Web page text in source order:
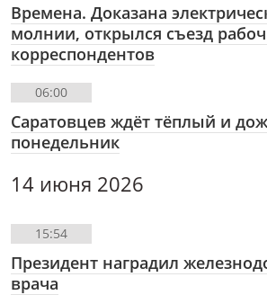
Времена. Доказана
молнии, открылся съезд
корреспондентов
06:00
Саратовцев ждёт тёплый и
понедельник
14 июня 2026
15:54
Президент наградил
врача